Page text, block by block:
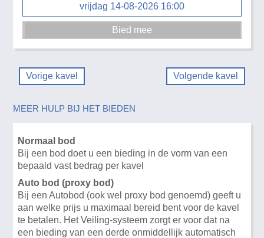
vrijdag 14-08-2026 16:00
Vorige kavel Volgende kavel
MEER HULP BIJ HET BIEDEN
Normaal bod
Bij een bod doet u een bieding in de vorm van een
bepaald vast bedrag per kavel
Auto bod (proxy bod)
Bij een Autobod (ook wel proxy bod genoemd) geeft u
aan welke prijs u maximaal bereid bent voor de kavel
te betalen. Het Veiling-systeem zorgt er voor dat na
een bieding van een derde onmiddellijk automatisch